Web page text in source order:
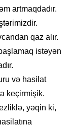
artmaqdadır.
qaz alır.
istəyən
və hasilat
keçirmişik.
yəqin ki,